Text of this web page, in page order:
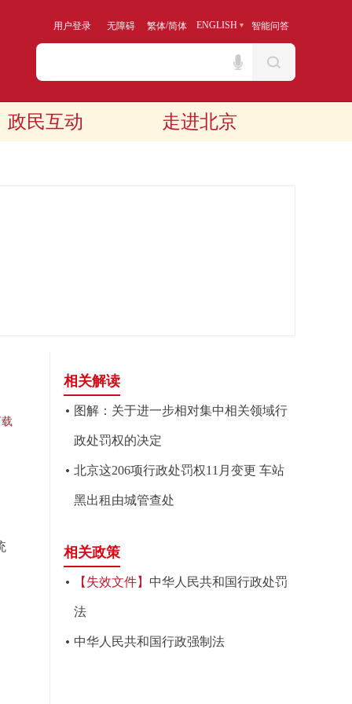
用户登录 无障碍 繁体/简体 ENGLISH 智能问答
政民互动 走进北京
相关解读
图解：关于进一步相对集中相关领域行
政处罚权的决定
北京这206项行政处罚权11月变更 车站
黑出租由城管查处
相关政策
【失效文件】 中华人民共和国行政处罚
法
中华人民共和国行政强制法